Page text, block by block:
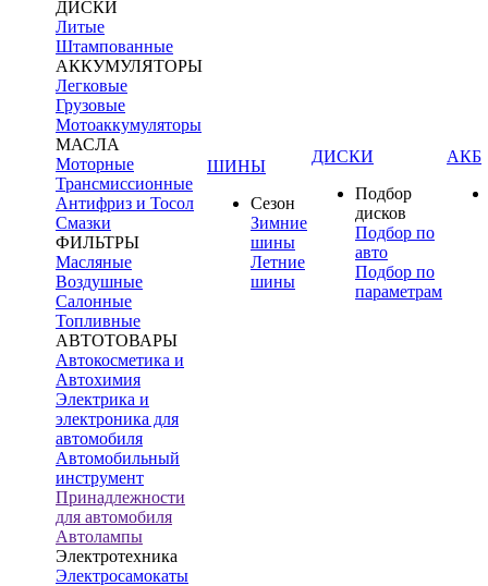
ДИСКИ
Литые
Штампованные
АККУМУЛЯТОРЫ
Легковые
Грузовые
Мотоаккумуляторы
МАСЛА
Моторные
Трансмиссионные
Антифриз и Тосол
Смазки
ФИЛЬТРЫ
Масляные
Воздушные
Салонные
Топливные
АВТОТОВАРЫ
Автокосметика и
Автохимия
Электрика и
электроника для
автомобиля
Автомобильный
инструмент
Принадлежности
для автомобиля
Автолампы
Электротехника
Электросамокаты
ШИНЫ
Сезон
Зимние
шины
Летние
шины
ДИСКИ
Подбор
дисков
Подбор по
авто
Подбор по
параметрам
АКБ